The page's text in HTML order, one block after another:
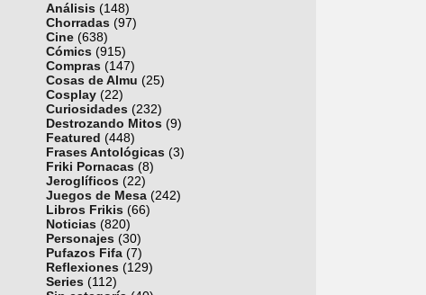
Análisis (148)
Chorradas (97)
Cine (638)
Cómics (915)
Compras (147)
Cosas de Almu (25)
Cosplay (22)
Curiosidades (232)
Destrozando Mitos (9)
Featured (448)
Frases Antológicas (3)
Friki Pornacas (8)
Jeroglíficos (22)
Juegos de Mesa (242)
Libros Frikis (66)
Noticias (820)
Personajes (30)
Pufazos Fifa (7)
Reflexiones (129)
Series (112)